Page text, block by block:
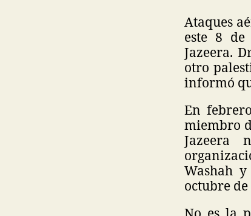
Ataques
este 8
Jazeera.
otro
informó
En
miembro
Jazeera
Washah
octubre de